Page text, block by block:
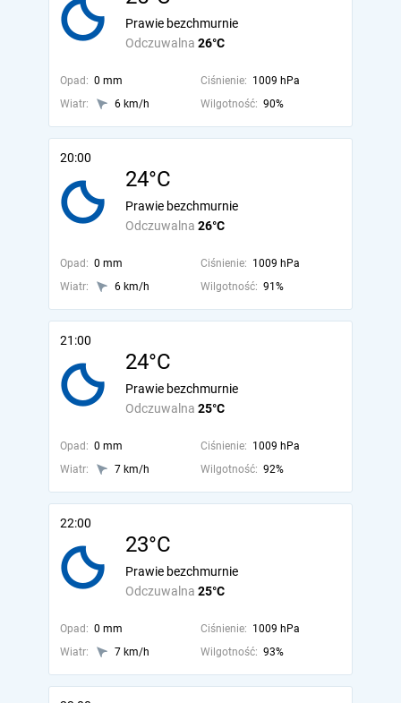
Odczuwalna 26°C
Prawie bezchmurnie
Opad: 0 mm Ciśnienie: 1009 hPa
Wiatr:
6 km/h Wilgotność: 90%
20:00
24°C
Odczuwalna 26°C
Prawie bezchmurnie
Opad: 0 mm Ciśnienie: 1009 hPa
Wiatr:
6 km/h Wilgotność: 91%
21:00
24°C
Odczuwalna 25°C
Prawie bezchmurnie
Opad: 0 mm Ciśnienie: 1009 hPa
Wiatr:
7 km/h Wilgotność: 92%
22:00
23°C
Odczuwalna 25°C
Prawie bezchmurnie
Opad: 0 mm Ciśnienie: 1009 hPa
Wiatr:
7 km/h Wilgotność: 93%